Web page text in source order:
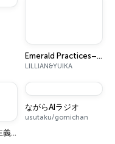
Emerald Practices–エメラルド プラクティシズ
LILLIAN&YUIKA
コムギコ：資本主義をハックしろ!!
ながらAIラジオ
usutaku/gomichan